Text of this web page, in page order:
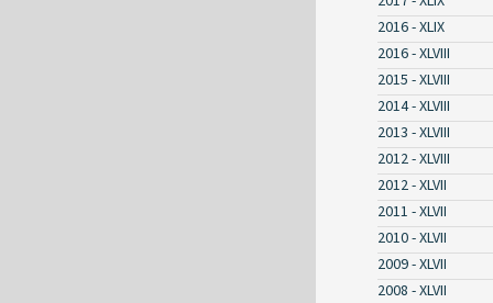
2016 - XLIX
2016 - XLVIII
2015 - XLVIII
2014 - XLVIII
2013 - XLVIII
2012 - XLVIII
2012 - XLVII
2011 - XLVII
2010 - XLVII
2009 - XLVII
2008 - XLVII